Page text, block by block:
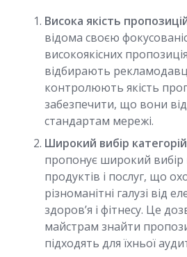
Висока якість
відома своєю
високоякісних
відбирають
контролюють якість
забезпечити, що вони
стандартам мережі.
Широкий вибір
пропонує широкий вибір
продуктів і послуг, що
різноманітні галузі від
здоров’я і фітнесу. Це
майстрам знайти
підходять для їхньої